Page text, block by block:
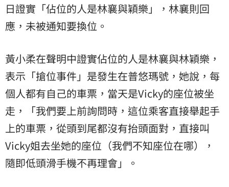
日證實「佔位的人是林襄與穎樂」，林襄則回
應，未被通知要換位。
黃小柔在聲明中證實佔位的人是林襄與林穎樂，
表示「搶位事件」是發生在普悠瑪號，她說，每
個人都有自己的車票，當天是Vicky的座位被坐
走，「我們要上前詢問時，這位乘客直接舉起手
上的車票，從頭到尾都沒有抬頭面對，直接叫
Vicky姐去坐她的座位（我們不知座位在哪），
隨即低頭滑手機不再理會」。